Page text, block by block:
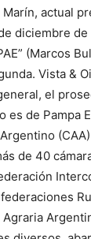
actual
diciembre de
(Marcos
Vista &
el
es de Pampa
de 40